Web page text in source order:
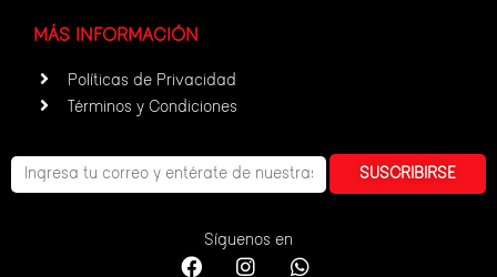
MÁS INFORMACIÓN
Políticas de Privacidad
Términos y Condiciones
SUSCRIBIRSE
Síguenos en